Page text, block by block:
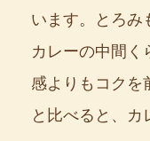
います。とろみ
カレーの中間く
感よりもコクを
と比べると、カ